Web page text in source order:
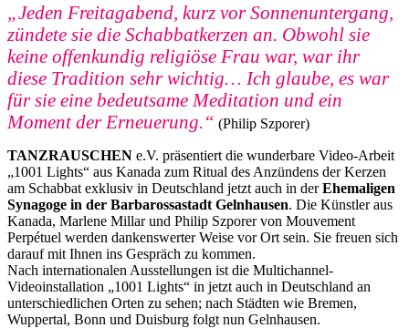
„Jeden Freitagabend, kurz vor Sonnenuntergang,
zündete sie die Schabbatkerzen an. Obwohl sie
keine offenkundig religiöse Frau war, war ihr
diese Tradition sehr wichtig… Ich glaube, es war
für sie eine bedeutsame Meditation und ein
Moment der Erneuerung.“ (Philip Szporer)
TANZRAUSCHEN e.V. präsentiert die wunderbare Video-Arbeit
„1001 Lights“ aus Kanada zum Ritual des Anzündens der Kerzen
am Schabbat exklusiv in Deutschland jetzt auch in derEhemaligen
Synagoge in der Barbarossastadt Gelnhausen. Die Künstler aus
Kanada, Marlene Millar und Philip Szporer von Mouvement
Perpétuel werden dankenswerter Weise vor Ort sein. Sie freuen sich
darauf mit Ihnen ins Gespräch zu kommen.
Nach internationalen Ausstellungen ist die Multichannel-
Videoinstallation „1001 Lights“ in jetzt auch in Deutschland an
unterschiedlichen Orten zu sehen; nach Städten wie Bremen,
Wuppertal, Bonn und Duisburg folgt nun Gelnhausen.